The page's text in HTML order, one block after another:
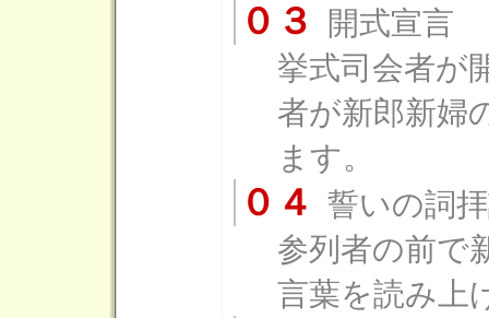
０３
開式宣言
挙式司会者が
者が新郎新婦
ます。
０４ 誓いの詞
参列者の前で
言葉を読み上